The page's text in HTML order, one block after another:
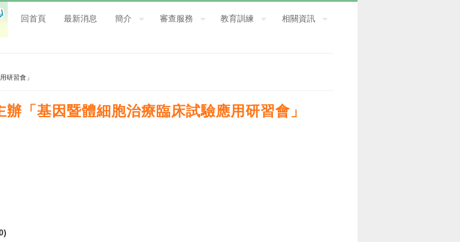
回首頁 最新消息 簡介 審查服務 教育訓練 相關資訊
研習會」
「基因暨體細胞治療臨床試驗應用研習會」